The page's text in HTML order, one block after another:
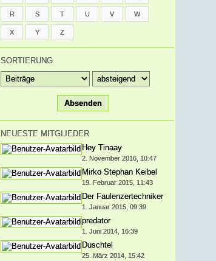
R S T U V W
X Y Z
SORTIERUNG
NEUESTE MITGLIEDER
Hey Tinaay
2. November 2016, 10:47
Mirko Stephan Keibel
19. Februar 2015, 11:43
Der Faulenzertechniker
1. Januar 2015, 09:39
predator
1. Juni 2014, 16:39
Duschtel
25. März 2014, 15:42